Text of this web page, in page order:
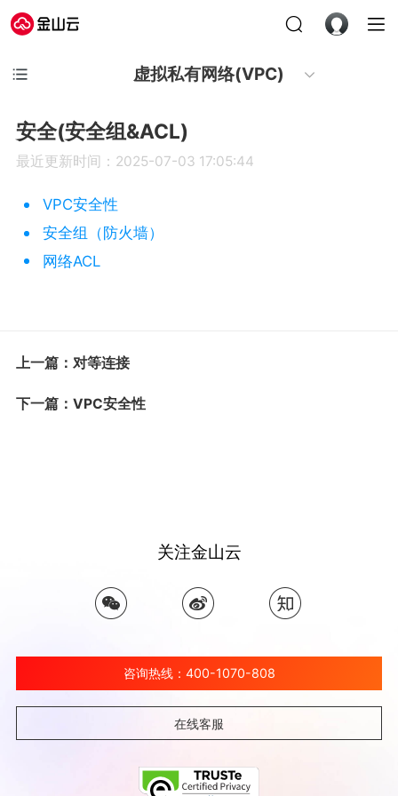
虚拟私有网络(VPC)
安全(安全组&ACL)
最近更新时间：2025-07-03 17:05:44
VPC安全性
安全组（防火墙）
网络ACL
上一篇：对等连接
下一篇：VPC安全性
关注金山云
咨询热线：400-1070-808
在线客服